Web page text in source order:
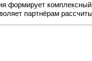
формирует
партнёрам